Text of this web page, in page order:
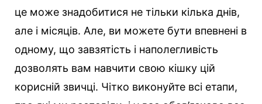
це може знадобитися не тільки кілька днів,
але і місяців. Але, ви можете бути впевнені в
одному, що завзятість і наполегливість
дозволять вам навчити свою кішку цій
корисній звичці. Чітко виконуйте всі етапи,